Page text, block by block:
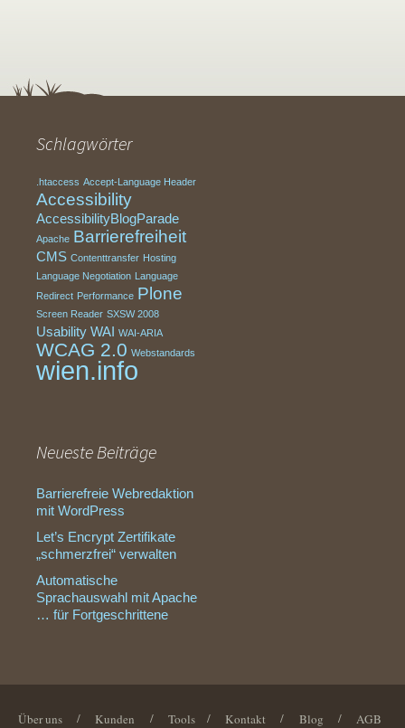
Schlagwörter
.htaccess Accept-Language Header
Accessibility
AccessibilityBlogParade
Apache Barrierefreiheit
CMS Contenttransfer Hosting
Language Negotiation Language
Redirect Performance Plone
Screen Reader SXSW 2008
Usability WAI WAI-ARIA
WCAG 2.0 Webstandards
wien.info
Neueste Beiträge
Barrierefreie Webredaktion
mit WordPress
Let’s Encrypt Zertifikate
„schmerzfrei“ verwalten
Automatische
Sprachauswahl mit Apache
… für Fortgeschrittene
Über uns / Kunden / Tools / Kontakt / Blog / AGB